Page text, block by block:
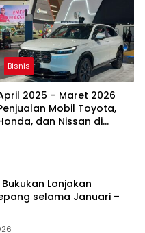
Bisnis
2025 – Maret 2026
Mobil Toyota,
dan Nissan di
Lonjakan
selama Januari –